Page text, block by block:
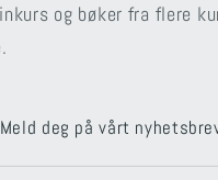
og bøker fra flere
Meld deg på vårt